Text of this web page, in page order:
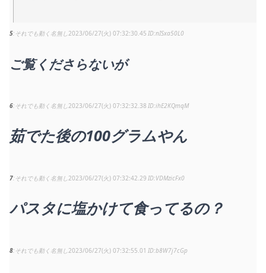
5 それでも動く名無し2023/06/27(火) 07:32:30.45 nISxa50L0
ご覧くださらないが
6 それでも動く名無し2023/06/27(火) 07:32:32.38 ihE2KQmqM
茹でた後の100グラムやん
7 それでも動く名無し2023/06/27(火) 07:32:42.29 VDMzicFx0
パスタに塩かけて食ってるの？
8 それでも動く名無し2023/06/27(火) 07:32:55.01 b8W7j7cGp